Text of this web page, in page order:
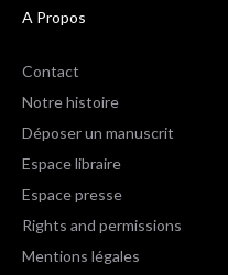
A Propos
Contact
Notre histoire
Déposer un manuscrit
Espace libraire
Espace presse
Rights and permissions
Mentions légales